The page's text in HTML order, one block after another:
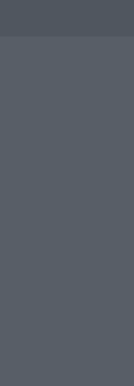
Spacciatore-